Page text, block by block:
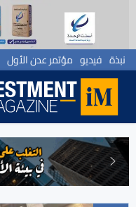
نبذة فيديو مؤتمر عدن الأول